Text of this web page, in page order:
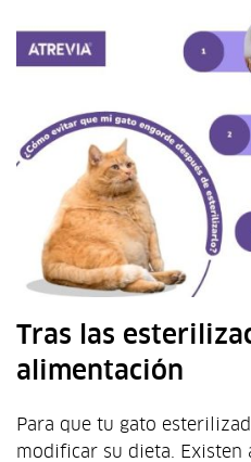
Tras las
alimentación
Para que tu gato
modificar su dieta. Existen